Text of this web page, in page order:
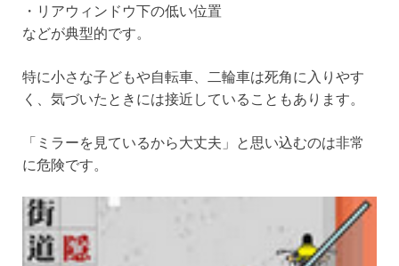
・リアウィンドウ下の低い位置
などが典型的です。
特に小さな子どもや自転車、二輪車は死角に入りやす
く、気づいたときには接近していることもあります。
「ミラーを見ているから大丈夫」と思い込むのは非常
に危険です。